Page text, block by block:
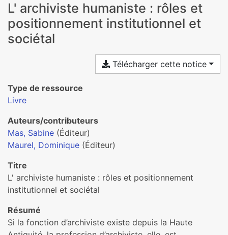
L' archiviste humaniste : rôles et
positionnement institutionnel et
sociétal
Télécharger cette notice
Type de ressource
Livre
Auteurs/contributeurs
Mas, Sabine (Éditeur)
Maurel, Dominique (Éditeur)
Titre
L' archiviste humaniste : rôles et positionnement
institutionnel et sociétal
Résumé
Si la fonction d’archiviste existe depuis la Haute